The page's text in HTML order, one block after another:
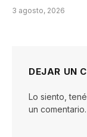
3 agosto, 2026
DEJAR UN
Lo siento,
un comentario.